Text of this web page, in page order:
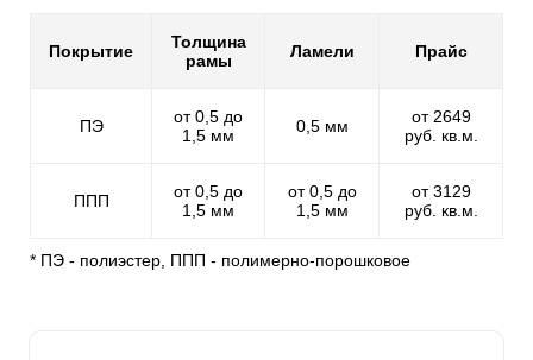
Покрытие
Толщина
рамы
Ламели Прайс
ПЭ
от 0,5 до
1,5 мм
0,5 мм
от 2649
руб. кв.м.
ППП
от 0,5 до
1,5 мм
от 0,5 до
1,5 мм
от 3129
руб. кв.м.
* ПЭ - полиэстер, ППП - полимерно-порошковое